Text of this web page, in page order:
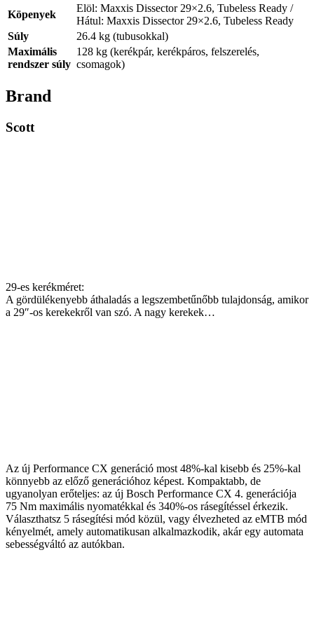
Köpenyek
Elöl: Maxxis Dissector 29×2.6, Tubeless Ready /
Hátul: Maxxis Dissector 29×2.6, Tubeless Ready
Súly
26.4 kg (tubusokkal)
Maximális
rendszer súly
128 kg (kerékpár, kerékpáros, felszerelés,
csomagok)
Brand
Scott
29-es kerékméret:
A gördülékenyebb áthaladás a legszembetűnőbb tulajdonság, amikor
a 29″-os kerekekről van szó. A nagy kerekek…
Az új Performance CX generáció most 48%-kal kisebb és 25%-kal
könnyebb az előző generációhoz képest. Kompaktabb, de
ugyanolyan erőteljes: az új Bosch Performance CX 4. generációja
75 Nm maximális nyomatékkal és 340%-os rásegítéssel érkezik.
Választhatsz 5 rásegítési mód közül, vagy élvezheted az eMTB mód
kényelmét, amely automatikusan alkalmazkodik, akár egy automata
sebességváltó az autókban.